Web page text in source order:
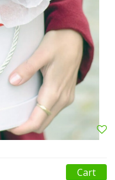
Cart